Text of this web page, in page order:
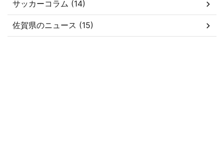
サッカーコラム (14)
佐賀県のニュース (15)